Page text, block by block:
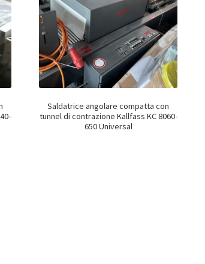
Saldatrice angolare compatta con
tunnel di contrazione Kallfass KC 8060-
650 Universal